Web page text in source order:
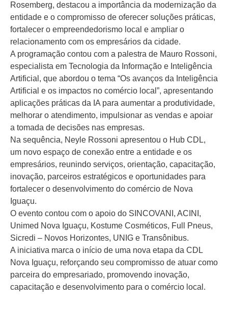
Rosemberg, destacou a importância da modernização da
entidade e o compromisso de oferecer soluções práticas,
fortalecer o empreendedorismo local e ampliar o
relacionamento com os empresários da cidade.
A programação contou com a palestra de Mauro Rossoni,
especialista em Tecnologia da Informação e Inteligência
Artificial, que abordou o tema “Os avanços da Inteligência
Artificial e os impactos no comércio local”, apresentando
aplicações práticas da IA para aumentar a produtividade,
melhorar o atendimento, impulsionar as vendas e apoiar
a tomada de decisões nas empresas.
Na sequência, Neyle Rossoni apresentou o Hub CDL,
um novo espaço de conexão entre a entidade e os
empresários, reunindo serviços, orientação, capacitação,
inovação, parceiros estratégicos e oportunidades para
fortalecer o desenvolvimento do comércio de Nova
Iguaçu.
O evento contou com o apoio do SINCOVANI, ACINI,
Unimed Nova Iguaçu, Kostume Cosméticos, Full Pneus,
Sicredi – Novos Horizontes, UNIG e Transônibus.
A iniciativa marca o início de uma nova etapa da CDL
Nova Iguaçu, reforçando seu compromisso de atuar como
parceira do empresariado, promovendo inovação,
capacitação e desenvolvimento para o comércio local.